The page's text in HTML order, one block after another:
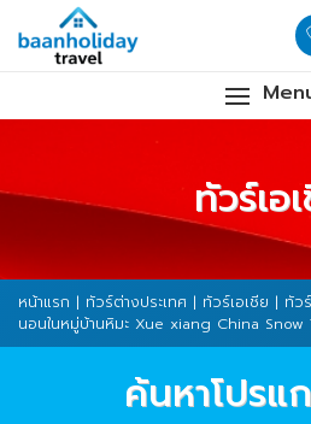
ทัวร์เอ
หน้าแรก | ทัวร์ต่างประเทศ | ทัวร์เอเชีย | ทัว
นอนในหมู่บ้านหิมะ Xue xiang China
ค้นหาโปรแ